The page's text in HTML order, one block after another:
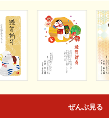
ぜんぶ見る